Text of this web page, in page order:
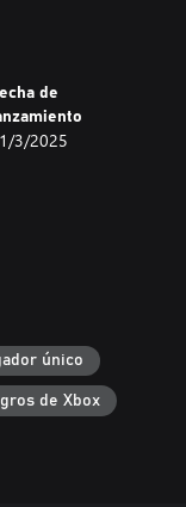
con la
como a tu
pequeñas
el mundo. ¡Ni
de
3/2025
único
de Xbox